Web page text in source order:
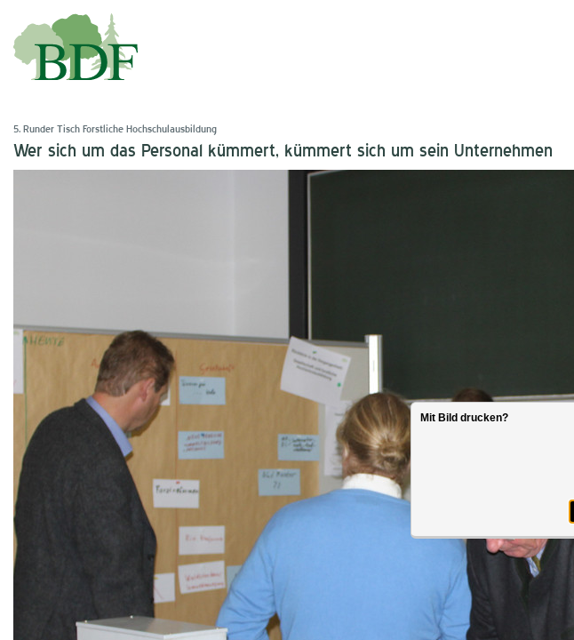
5. Runder Tisch Forstliche Hochschulausbildung
Wer sich um das Personal kümmert, kümmert sich um sein Unternehmen
Mit Bild drucken?